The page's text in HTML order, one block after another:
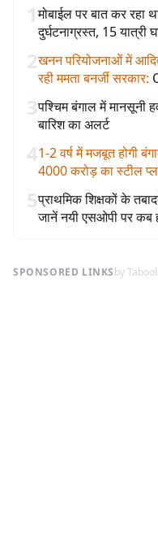
1मोबाईल पर बात कर रहा
दुर्घटनाग्रस्त, 15 यात्री
2खनन परियोजनाओं में
रही ममता बनर्जी सरकार:
3पश्चिम बंगाल में मानसूनी
बारिश का अलर्ट
41-2 वर्ष में मजबूत होगी
4000 करोड़ का स्टील
5प्राथमिक शिक्षकों के
जानें नयी एसओपी पर कब
SPONSORED LINKSby